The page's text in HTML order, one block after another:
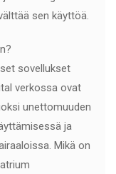
sen käyttöä.
sovellukset
verkossa ovat
unettomuuden
ja
Mikä on